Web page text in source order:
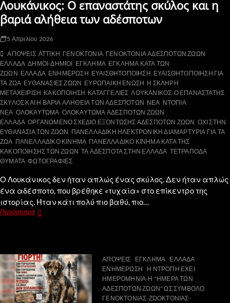
Λουκάνικος: Ο επαναστάτης σκύλος και η
βαριά αλήθεια των αδέσποτων
5 Απριλίου 2026
ΑΠΟΨΕΙΣ ΑΤΤΙΚΗ ΓΕΝΟΚΤΟΝΙΑ ΓΕΝΟΚΤΟΝΙΑ ΑΔΕΣΠΟΤΩΝ ΖΩΩΝ
ΕΛΛΑΔΑ ΔΗΜΟΙ-ΔΗΜΙΟΙ ΕΓΚΛΗΜΑ ΕΓΚΛΗΜΑ ΚΑΤΑ ΤΩΝ
ΖΩΩΝ ΕΛΛΑΔΑ ΕΝΗΜΕΡΩΣΗ ΕΥΑΙΣΘΗΤΟΠΟΙΗΣΗ ΕΥΑΙΣΘΗΤΟΠΟΙΗΣΗ ΓΙΑ
ΤΑ ΖΩΑ ΕΥΘΑΝΑΣΙΕΣ ΖΩΩΝ ΕΥΡΩΠΑΙΚΗ ΕΝΩΣΗ Η ΣΚΛΗΡΗ
ΜΕΤΑΧΕΙΡΙΣΗ ΚΑΚΟΠΟΙΗΣΗ ΚΑΤΑΓΓΕΛΙΕΣ ΛΟΥΚΑΝΙΚΟΣ-Ο ΕΠΑΝΑΣΤΑΤΗΣ
ΣΚΥΛΟΣ ΚΑΙ Η ΒΑΡΙΑ ΑΛΗΘΕΙΑ ΤΩΝ ΑΔΕΣΠΟΤΩΝ ΝΕΑ ΝΤΟΠΙΑ
ΝΕΑ ΟΛΟΚΑΥΤΩΜΑ ΟΛΟΚΑΥΤΩΜΑ ΑΔΕΣΠΟΤΩΝ ΖΩΩΝ
ΕΛΛΑΔΑ ΟΡΓΑΝΩΜΕΝΟ ΣΧΕΔΙΟ ΕΞΟΝΤΩΣΗΣ ΑΔΕΣΠΟΤΩΝ ΖΩΩΝ ΟΧΙ ΣΤΗΝ
ΕΥΘΑΝΑΣΙΑ ΤΩΝ ΖΩΩΝ ΠΑΝΕΛΛΑΔΙΚΗ ΗΛΕΚΤΡΟΝΙΚΗ ΔΙΑΜΑΡΤΥΡΙΑ ΓΙΑ ΤΑ
ΖΩΑ ΠΑΝΕΛΛΑΔΙΚΟ ΚΙΝΗΜΑ ΠΑΝΕΛΛΑΔΙΚΟ ΚΙΝΗΜΑ ΚΑΤΑ ΤΗΣ
ΚΑΚΟΠΟΙΗΣΗΣ ΤΩΝ ΖΩΩΝ ΤΑ ΑΔΕΣΠΟΤΑ ΣΤΗΝ ΕΛΛΑΔΑ ΤΕΤΡΑΠΟΔΑ
ΘΥΜΑΤΑ ΦΩΤΟΓΡΑΦΙΕΣ
Ο Λουκάνικος δεν ήταν απλώς ένας σκύλος. Δεν ήταν απλώς
ένα αδέσποτο, που βρέθηκε «τυχαία» στο επίκεντρο της
ιστορίας. Ήταν κάτι πολύ πιο βαθύ, πιο…
Περισσότερα
ΑΠΟΨΕΙΣ ΕΓΚΛΗΜΑ ΕΛΛΑΔΑ
ΕΝΗΜΕΡΩΣΗ
Η ΝΤΡΟΠΗ ΕΧΕΙ
ΗΜΕΡΟΜΗΝΙΑ-Η "ΗΜΕΡΑ ΤΩΝ
ΑΔΕΣΠΟΤΩΝ ΖΩΩΝ" ΩΣ ΣΥΜΒΟΛΟ
ΓΕΝΟΚΤΟΝΙΑΣ-ΖΩΟΚΤΟΝΙΑΣ-